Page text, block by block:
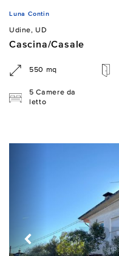
Luna Contin
Udine, UD
Cascina/Casale
550 mq
5 Camere da
letto